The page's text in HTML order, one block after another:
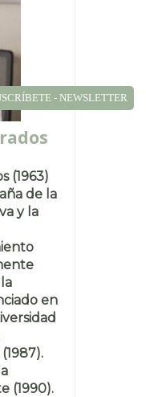
(1963)
de la
y la
en
(1990).
- NEWSLETTER